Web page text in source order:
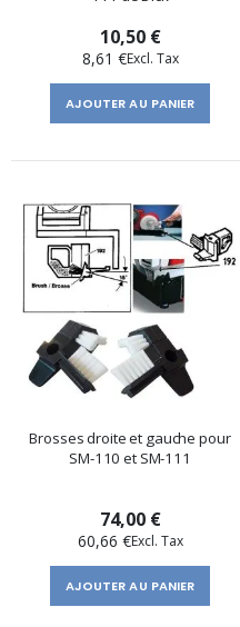
10,50 €
8,61 €
AJOUTER AU PANIER
Brosses droite et gauche pour
SM-110 et SM-111
74,00 €
60,66 €
AJOUTER AU PANIER